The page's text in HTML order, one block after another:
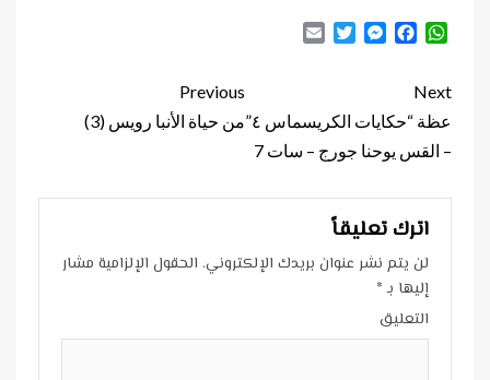
WhatsApp
Facebook
Messenger
Twitter
Continue
Reading
Previous
من حياة الأنبا رويس (3)
Next
عظة “حكايات الكريسماس ٤”
– القس يوحنا جورج – سات 7
اترك تعليقاً
لن يتم نشر عنوان بريدك الإلكتروني. الحقول الإلزامية مشار
إليها بـ*
التعليق